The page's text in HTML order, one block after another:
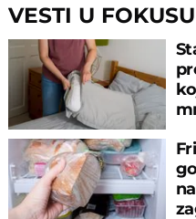
VESTI U FOKUSU